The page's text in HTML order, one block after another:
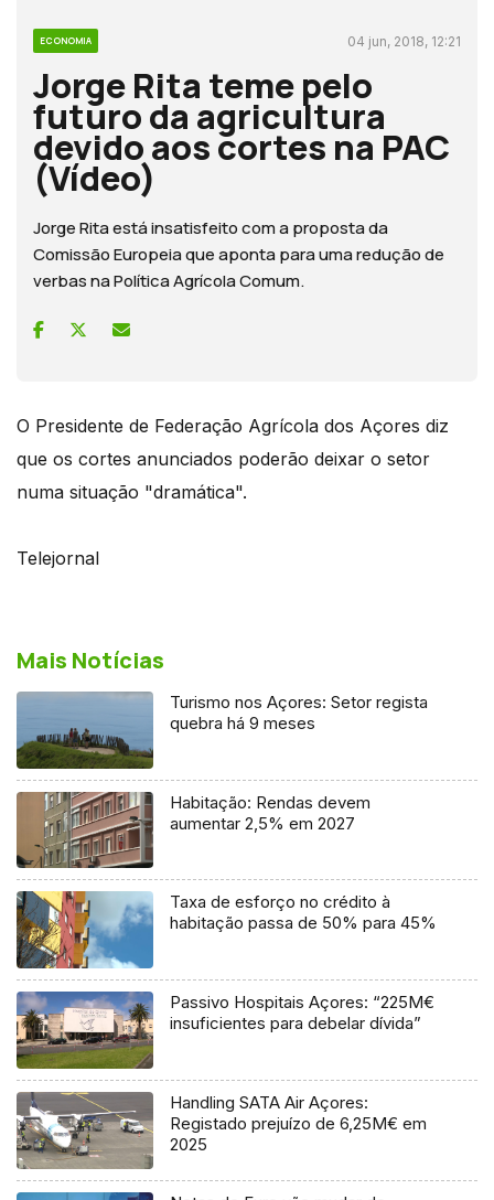
ECONOMIA 04 jun, 2018, 12:21
Jorge Rita teme pelo
futuro da agricultura
devido aos cortes na PAC
(Vídeo)
Jorge Rita está insatisfeito com a proposta da
Comissão Europeia que aponta para uma redução de
verbas na Política Agrícola Comum.
O Presidente de Federação Agrícola dos Açores diz
que os cortes anunciados poderão deixar o setor
numa situação "dramática".
Telejornal
Mais Notícias
Turismo nos Açores: Setor regista
quebra há 9 meses
Habitação: Rendas devem
aumentar 2,5% em 2027
Taxa de esforço no crédito à
habitação passa de 50% para 45%
Passivo Hospitais Açores: “225M€
insuficientes para debelar dívida”
Handling SATA Air Açores:
Registado prejuízo de 6,25M€ em
2025